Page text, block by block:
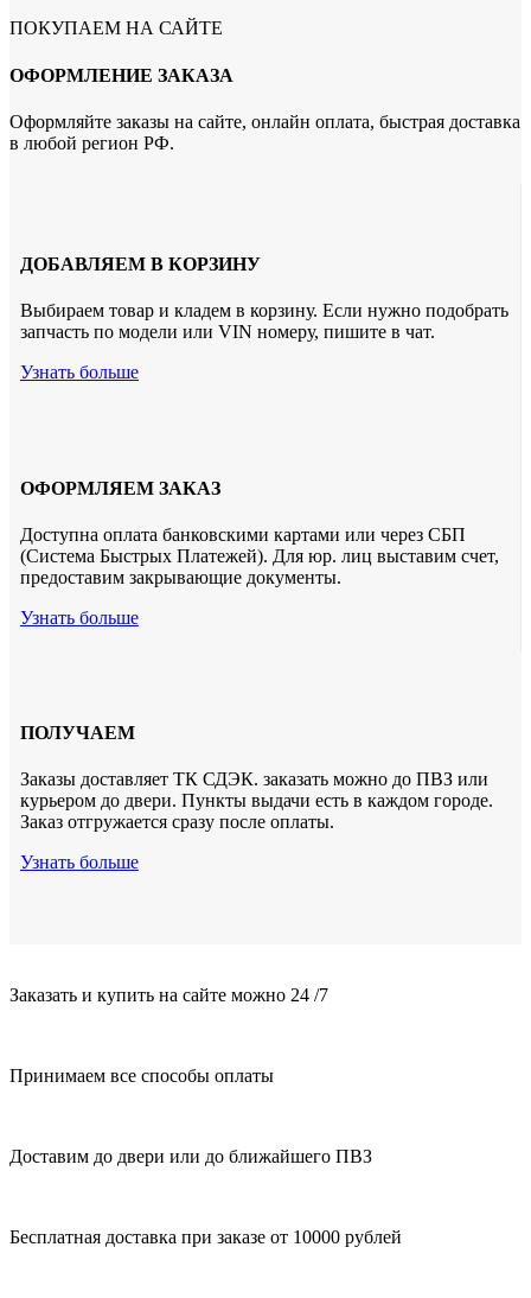
ПОКУПАЕМ НА САЙТЕ
ОФОРМЛЕНИЕ ЗАКАЗА
Оформляйте заказы на сайте, онлайн оплата, быстрая доставка
в любой регион РФ.
ДОБАВЛЯЕМ В КОРЗИНУ
Выбираем товар и кладем в корзину. Если нужно подобрать
запчасть по модели или VIN номеру, пишите в чат.
Узнать больше
ОФОРМЛЯЕМ ЗАКАЗ
Доступна оплата банковскими картами или через СБП
(Система Быстрых Платежей). Для юр. лиц выставим счет,
предоставим закрывающие документы.
Узнать больше
ПОЛУЧАЕМ
Заказы доставляет ТК СДЭК. заказать можно до ПВЗ или
курьером до двери. Пункты выдачи есть в каждом городе.
Заказ отгружается сразу после оплаты.
Узнать больше
Заказать и купить на сайте можно 24 /7
Принимаем все способы оплаты
Доставим до двери или до ближайшего ПВЗ
Бесплатная доставка при заказе от 10000 рублей